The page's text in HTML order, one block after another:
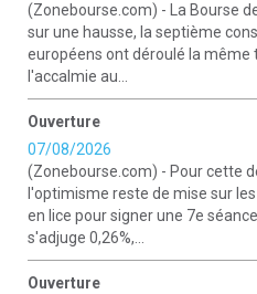
(Zonebourse.com) - La Bourse
sur une hausse, la septième
européens ont déroulé la même
l'accalmie au...
Ouverture
07/08/2026
(Zonebourse.com) - Pour cette
l'optimisme reste de mise sur
en lice pour signer une 7e
s'adjuge 0,26%,...
Ouverture